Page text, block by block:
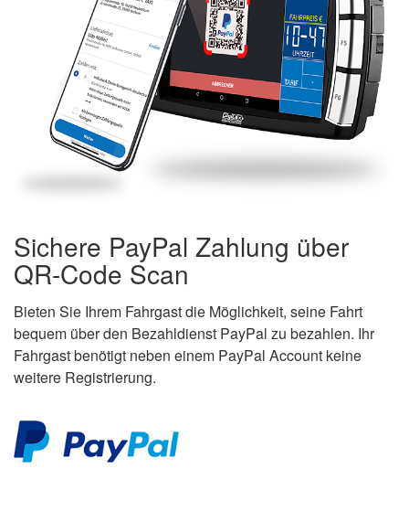
Sichere PayPal Zahlung über
QR-Code Scan
Bieten Sie Ihrem Fahrgast die Möglichkeit, seine Fahrt
bequem über den Bezahldienst PayPal zu bezahlen. Ihr
Fahrgast benötigt neben einem PayPal Account keine
weitere Registrierung.